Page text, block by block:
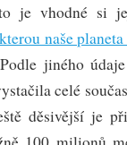
je vhodné si
kterou naše
jiného
celé
děsivější je